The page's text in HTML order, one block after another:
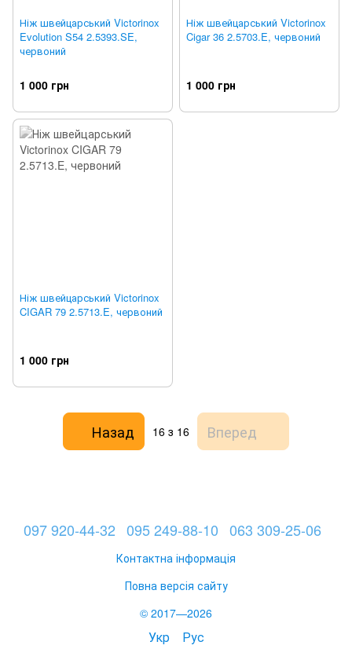
Ніж швейцарський Victorinox
Evolution S54 2.5393.SE,
червоний
1 000 грн
Ніж швейцарський Victorinox
Cigar 36 2.5703.E, червоний
1 000 грн
Ніж швейцарський Victorinox
CIGAR 79 2.5713.E, червоний
1 000 грн
Назад 16 з 16 Вперед
097 920-44-32 095 249-88-10 063 309-25-06
Контактна інформація
Повна версія сайту
© 2017—2026
Укр Рус